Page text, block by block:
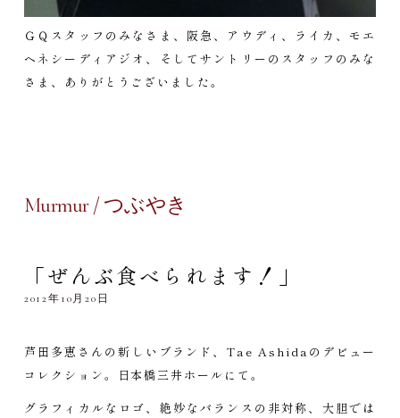
ＧＱスタッフのみなさま、阪急、アウディ、ライカ、モエ
ヘネシーディアジオ、そしてサントリーのスタッフのみな
さま、ありがとうございました。
Murmur / つぶやき
「ぜんぶ食べられます！」
2012年10月20日
芦田多恵さんの新しいブランド、Tae Ashidaのデビュー
コレクション。日本橋三井ホールにて。
グラフィカルなロゴ、絶妙なバランスの非対称、大胆では